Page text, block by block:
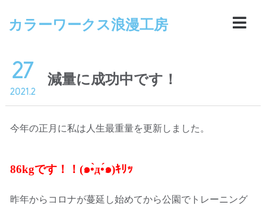
カラーワークス浪漫工房
27
2021.2
減量に成功中です！
今年の正月に私は人生最重量を更新しました。
86kgです！！(๑•̀д•́๑)ｷﾘｯ
昨年からコロナが蔓延し始めてから公園でトレーニング